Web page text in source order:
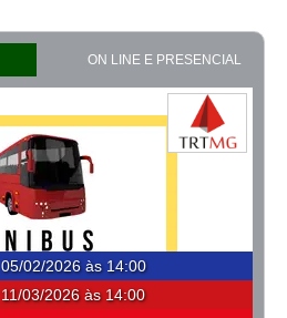
ON LINE E PRESENCIAL
05/02/2026 às 14:00
11/03/2026 às 14:00